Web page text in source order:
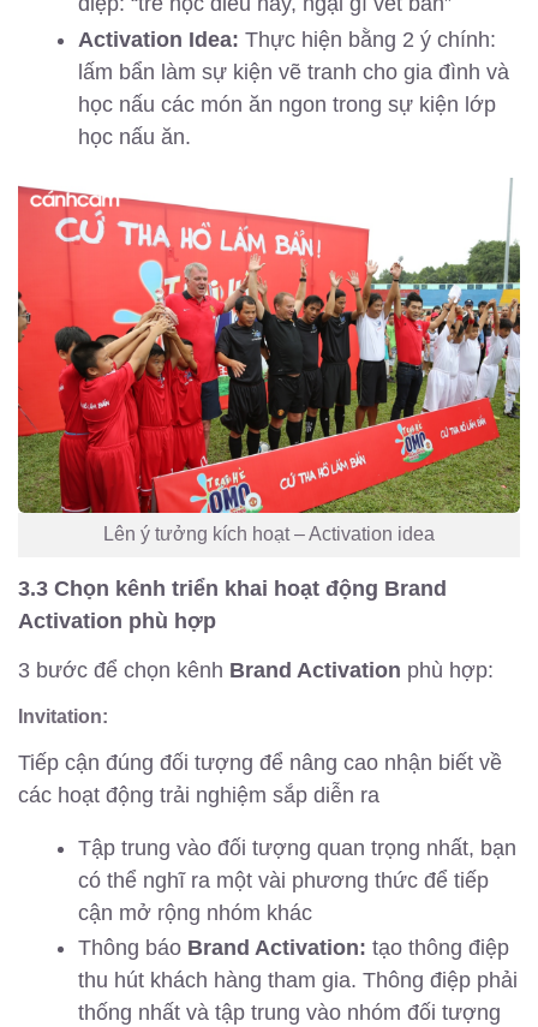
Activation Idea: Thực hiện bằng 2 ý chính:
lấm bẩn làm sự kiện vẽ tranh cho gia đình và
học nấu các món ăn ngon trong sự kiện lớp
học nấu ăn.
Lên ý tưởng kích hoạt – Activation idea
3.3 Chọn kênh triển khai hoạt động Brand
Activation phù hợp
3 bước để chọn kênh Brand Activation phù hợp:
Invitation:
Tiếp cận đúng đối tượng để nâng cao nhận biết về
các hoạt động trải nghiệm sắp diễn ra
Tập trung vào đối tượng quan trọng nhất, bạn
có thể nghĩ ra một vài phương thức để tiếp
cận mở rộng nhóm khác
Thông báo Brand Activation: tạo thông điệp
thu hút khách hàng tham gia. Thông điệp phải
thống nhất và tập trung vào nhóm đối tượng